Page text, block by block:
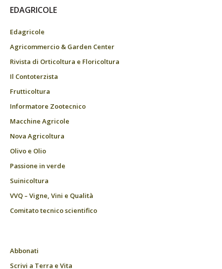
EDAGRICOLE
Edagricole
Agricommercio & Garden Center
Rivista di Orticoltura e Floricoltura
Il Contoterzista
Frutticoltura
Informatore Zootecnico
Macchine Agricole
Nova Agricoltura
Olivo e Olio
Passione in verde
Suinicoltura
VVQ – Vigne, Vini e Qualità
Comitato tecnico scientifico
Abbonati
Scrivi a Terra e Vita